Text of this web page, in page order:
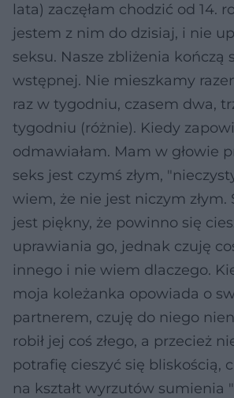
lata) zaczęłam chodzić od 14.
jestem z nim do dzisiaj, i nie
seksu. Nasze zbliżenia kończą
wstępnej. Nie mieszkamy
raz w tygodniu, czasem dwa,
tygodniu (różnie). Kiedy
odmawiałam. Mam w głowie
seks jest czymś złym,
wiem, że nie jest niczym złym.
jest piękny, że powinno się
uprawiania go, jednak czuję
innego i nie wiem dlaczego.
moja koleżanka opowiada o
partnerem, czuję do niego
robił jej coś złego, a przecież
potrafię cieszyć się bliskością,
na kształt wyrzutów sumienia